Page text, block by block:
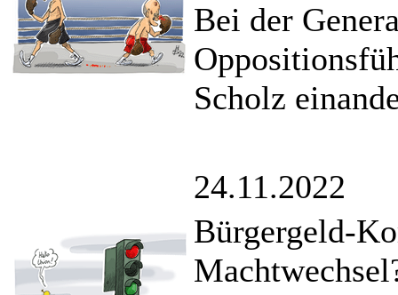
Bei der
Scholz
24.11.2022
Bürgergeld-